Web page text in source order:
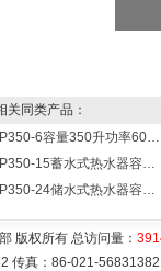
同类产品：
NP350-6容量350升功率6000瓦贮水式电热水器 热水锅炉
NP350-15蓄水式热水器容量350L功率15000w热水炉 热水锅炉
NP350-24储水式热水器容量350L功率24000w热水炉 热水锅炉
版权所有 总访问量：
传真：86-021-